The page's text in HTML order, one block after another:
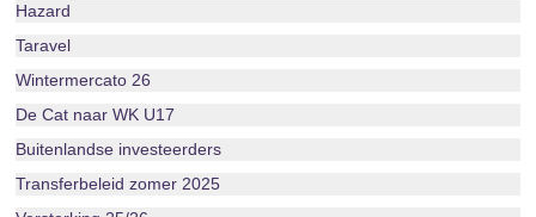
Hazard
Taravel
Wintermercato 26
De Cat naar WK U17
Buitenlandse investeerders
Transferbeleid zomer 2025